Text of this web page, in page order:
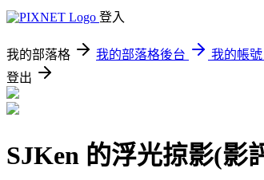
登入
我的部落格 我的部落格後台
我的帳號
登出
SJKen 的浮光掠影(